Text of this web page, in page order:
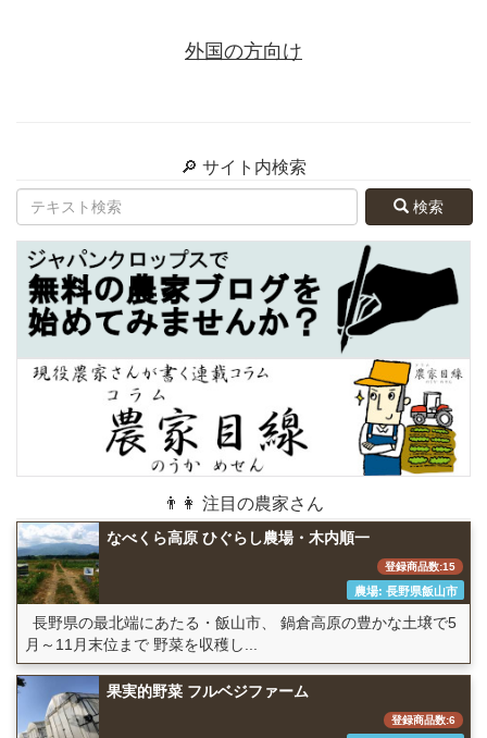
外国の方向け
🔎 サイト内検索
検索
👨👩 注目の農家さん
なべくら高原 ひぐらし農場・木内順一
登録商品数:15
農場: 長野県飯山市
長野県の最北端にあたる・飯山市、 鍋倉高原の豊かな土壌で5
月～11月末位まで 野菜を収穫し...
果実的野菜 フルベジファーム
登録商品数:6